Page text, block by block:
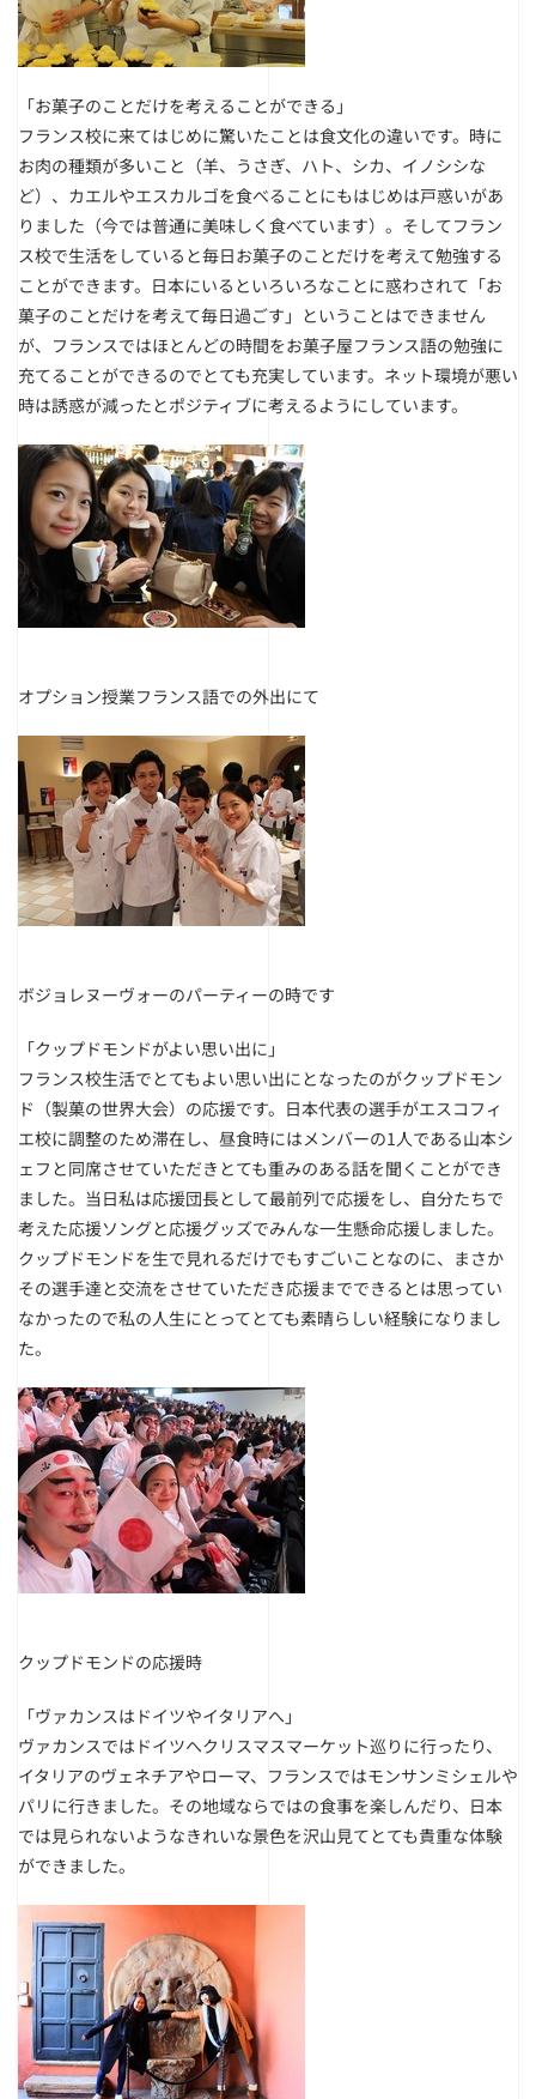
「お菓子のことだけを考えることができる」
フランス校に来てはじめに驚いたことは食文化の違いです。時に
お肉の種類が多いこと（羊、うさぎ、ハト、シカ、イノシシな
ど）、カエルやエスカルゴを食べることにもはじめは戸惑いがあ
りました（今では普通に美味しく食べています）。そしてフラン
ス校で生活をしていると毎日お菓子のことだけを考えて勉強する
ことができます。日本にいるといろいろなことに惑わされて「お
菓子のことだけを考えて毎日過ごす」ということはできません
が、フランスではほとんどの時間をお菓子屋フランス語の勉強に
充てることができるのでとても充実しています。ネット環境が悪い
時は誘惑が減ったとポジティブに考えるようにしています。
オプション授業フランス語での外出にて
ボジョレヌーヴォーのパーティーの時です
「クップドモンドがよい思い出に」
フランス校生活でとてもよい思い出にとなったのがクップドモン
ド（製菓の世界大会）の応援です。日本代表の選手がエスコフィ
エ校に調整のため滞在し、昼食時にはメンバーの1人である山本シ
ェフと同席させていただきとても重みのある話を聞くことができ
ました。当日私は応援団長として最前列で応援をし、自分たちで
考えた応援ソングと応援グッズでみんな一生懸命応援しました。
クップドモンドを生で見れるだけでもすごいことなのに、まさか
その選手達と交流をさせていただき応援までできるとは思ってい
なかったので私の人生にとってとても素晴らしい経験になりまし
た。
クップドモンドの応援時
「ヴァカンスはドイツやイタリアへ」
ヴァカンスではドイツへクリスマスマーケット巡りに行ったり、
イタリアのヴェネチアやローマ、フランスではモンサンミシェルや
パリに行きました。その地域ならではの食事を楽しんだり、日本
では見られないようなきれいな景色を沢山見てとても貴重な体験
ができました。